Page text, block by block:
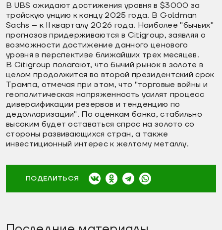
В UBS ожидают достижения уровня в $3000 за
тройскую унцию к концу 2025 года. В Goldman
Sachs – к II кварталу 2026 года. Наиболее "бычьих"
прогнозов придерживаются в Citigroup, заявляя о
возможности достижение данного ценового
уровня в перспективе ближайших трех месяцев.
В Citigroup полагают, что бычий рынок в золоте в
целом продолжится во второй президентский срок
Трампа, отмечая при этом, что "торговые войны и
геополитическая напряженность усилят процесс
диверсификации резервов и тенденцию по
дедолларизации". По оценкам банка, стабильно
высоким будет оставаться спрос на золото со
стороны развивающихся стран, а также
инвестиционный интерес к желтому металлу.
ПОДЕЛИТЬСЯ